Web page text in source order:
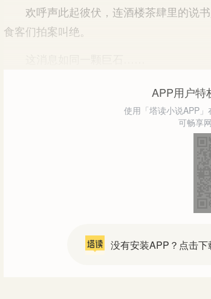
欢呼声此起彼伏，连酒楼茶肆里的说书
食客们拍案叫绝。
APP用户特
使用「塔读小说APP」
可畅享
没有安装APP？点击